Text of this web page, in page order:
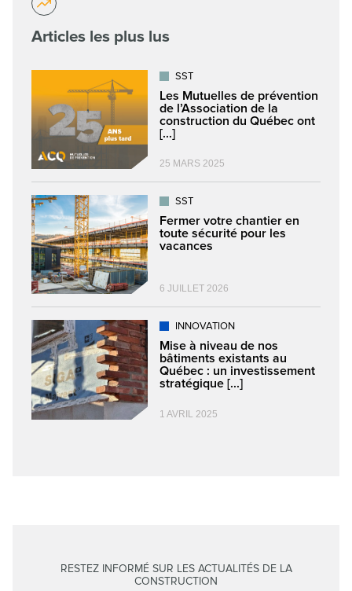
Articles les plus lus
SST
Les Mutuelles de prévention
de l’Association de la
construction du Québec ont
[...]
25 MARS 2025
SST
Fermer votre chantier en
toute sécurité pour les
vacances
6 JUILLET 2026
INNOVATION
Mise à niveau de nos
bâtiments existants au
Québec : un investissement
stratégique [...]
1 AVRIL 2025
RESTEZ INFORMÉ SUR LES ACTUALITÉS DE LA
CONSTRUCTION